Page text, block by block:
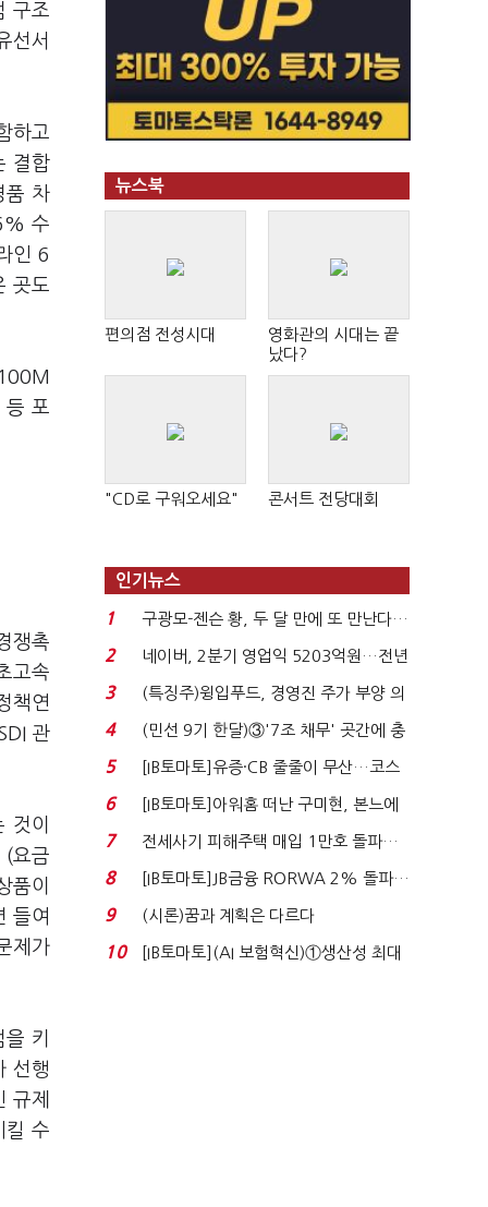
구조
선서
하고
결합
품 차
수
인 6
곳도
등 포
쟁촉
고속
책연
관
것이
(요금
품이
들여
제가
키
선행
규제
킬 수
뉴스북
편의점 전성시대
영화관의 시대는 끝
났다?
"CD로 구워오세요" 콘서트 전당대회
인기뉴스
1
구광모-젠슨 황, 두 달 만에 또 만난다…
로봇·AI 등 논...
2
네이버, 2분기 영업익 5203억원…전년
비 0.2% 감소...
3
(특징주)윙입푸드, 경영진 주가 부양 의
지에 상한가...
4
(민선 9기 한달)③'7조 채무' 곳간에 충
격…추미애, 20년...
5
[IB토마토]유증·CB 줄줄이 무산…코스
닥 벌점 급증에 ...
6
[IB토마토]아워홈 떠난 구미현, 본느에
340억 베팅…가...
7
전세사기 피해주택 매입 1만호 돌파…
누적 피해자 4만2...
8
[IB토마토]JB금융 RORWA 2% 돌파…
실적 견인은 은행 ...
9 (시론)꿈과 계획은 다르다
10
[IB토마토](AI 보험혁신)①생산성 최대